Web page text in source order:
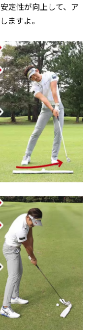
定性が向上して、ア
ますよ。